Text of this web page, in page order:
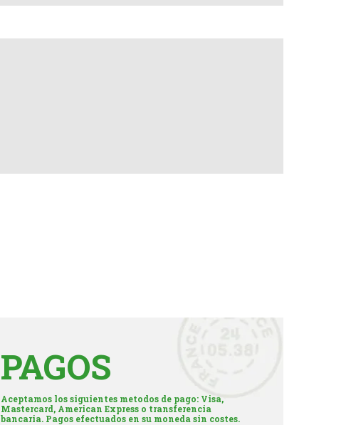
PAGOS
Aceptamos los siguientes metodos de pago: Visa,
Mastercard, American Express o transferencia
bancaria. Pagos efectuados en su moneda sin costes.